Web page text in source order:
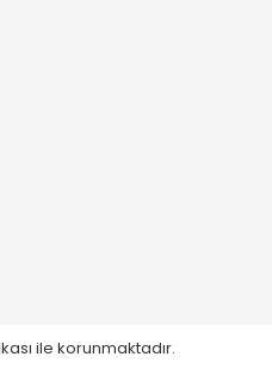
ile korunmaktadır.